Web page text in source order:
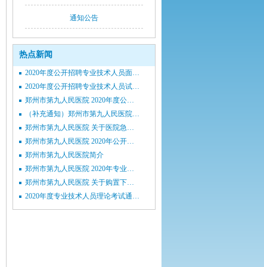
通知公告
热点新闻
2020年度公开招聘专业技术人员面…
2020年度公开招聘专业技术人员试…
郑州市第九人民医院 2020年度公…
（补充通知）郑州市第九人民医院…
郑州市第九人民医院 关于医院急…
郑州市第九人民医院 2020年公开…
郑州市第九人民医院简介
郑州市第九人民医院 2020年专业…
郑州市第九人民医院 关于购置下…
2020年度专业技术人员理论考试通…